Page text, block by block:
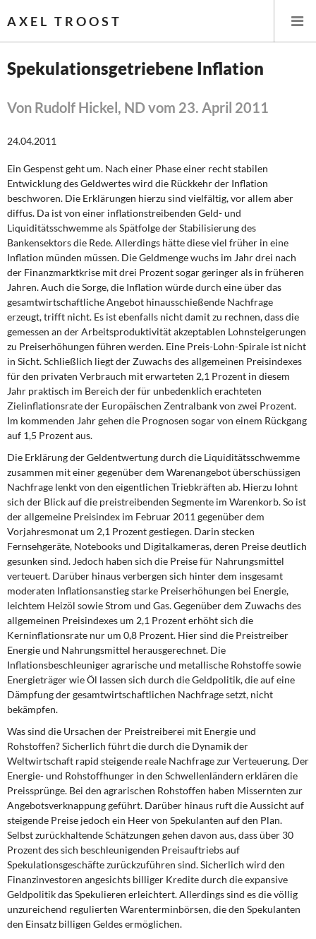
AXEL TROOST
Leitlinien linker Wirtschafts- und Finanzpolitik
Wirtschaftspolitik
Steuer- und Finanzpolitik
Öffentliche Infrastruktur und Daseinsvorsorge
Eurokrise und Griechenland
DIE LINKE
Weitere Themen
Memo-Gruppe
Institut Solidarische Moderne
Rosa-Luxemburg-Stiftung
Über mich
Kontakt
Spekulationsgetriebene Inflation
Von Rudolf Hickel, ND vom 23. April 2011
24.04.2011
Ein Gespenst geht um. Nach einer Phase einer recht stabilen
Entwicklung des Geldwertes wird die Rückkehr der Inflation
beschworen. Die Erklärungen hierzu sind vielfältig, vor allem aber
diffus. Da ist von einer inflationstreibenden Geld- und
Liquiditätsschwemme als Spätfolge der Stabilisierung des
Bankensektors die Rede. Allerdings hätte diese viel früher in eine
Inflation münden müssen. Die Geldmenge wuchs im Jahr drei nach
der Finanzmarktkrise mit drei Prozent sogar geringer als in früheren
Jahren. Auch die Sorge, die Inflation würde durch eine über das
gesamtwirtschaftliche Angebot hinausschießende Nachfrage
erzeugt, trifft nicht. Es ist ebenfalls nicht damit zu rechnen, dass die
gemessen an der Arbeitsproduktivität akzeptablen Lohnsteigerungen
zu Preiserhöhungen führen werden. Eine Preis-Lohn-Spirale ist nicht
in Sicht. Schließlich liegt der Zuwachs des allgemeinen Preisindexes
für den privaten Verbrauch mit erwarteten 2,1 Prozent in diesem
Jahr praktisch im Bereich der für unbedenklich erachteten
Zielinflationsrate der Europäischen Zentralbank von zwei Prozent.
Im kommenden Jahr gehen die Prognosen sogar von einem Rückgang
auf 1,5 Prozent aus.
Die Erklärung der Geldentwertung durch die Liquiditätsschwemme
zusammen mit einer gegenüber dem Warenangebot überschüssigen
Nachfrage lenkt von den eigentlichen Triebkräften ab. Hierzu lohnt
sich der Blick auf die preistreibenden Segmente im Warenkorb. So ist
der allgemeine Preisindex im Februar 2011 gegenüber dem
Vorjahresmonat um 2,1 Prozent gestiegen. Darin stecken
Fernsehgeräte, Notebooks und Digitalkameras, deren Preise deutlich
gesunken sind. Jedoch haben sich die Preise für Nahrungsmittel
verteuert. Darüber hinaus verbergen sich hinter dem insgesamt
moderaten Inflationsanstieg starke Preiserhöhungen bei Energie,
leichtem Heizöl sowie Strom und Gas. Gegenüber dem Zuwachs des
allgemeinen Preisindexes um 2,1 Prozent erhöht sich die
Kerninflationsrate nur um 0,8 Prozent. Hier sind die Preistreiber
Energie und Nahrungsmittel herausgerechnet. Die
Inflationsbeschleuniger agrarische und metallische Rohstoffe sowie
Energieträger wie Öl lassen sich durch die Geldpolitik, die auf eine
Dämpfung der gesamtwirtschaftlichen Nachfrage setzt, nicht
bekämpfen.
Was sind die Ursachen der Preistreiberei mit Energie und
Rohstoffen? Sicherlich führt die durch die Dynamik der
Weltwirtschaft rapid steigende reale Nachfrage zur Verteuerung. Der
Energie- und Rohstoffhunger in den Schwellenländern erklären die
Preissprünge. Bei den agrarischen Rohstoffen haben Missernten zur
Angebotsverknappung geführt. Darüber hinaus ruft die Aussicht auf
steigende Preise jedoch ein Heer von Spekulanten auf den Plan.
Selbst zurückhaltende Schätzungen gehen davon aus, dass über 30
Prozent des sich beschleunigenden Preisauftriebs auf
Spekulationsgeschäfte zurückzuführen sind. Sicherlich wird den
Finanzinvestoren angesichts billiger Kredite durch die expansive
Geldpolitik das Spekulieren erleichtert. Allerdings sind es die völlig
unzureichend regulierten Warenterminbörsen, die den Spekulanten
den Einsatz billigen Geldes ermöglichen.